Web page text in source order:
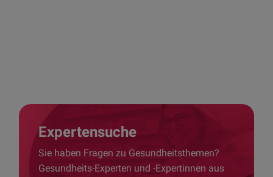
Expertensuche
Sie haben Fragen zu Gesundheitsthemen?
Gesundheits-Experten und -Expertinnen aus